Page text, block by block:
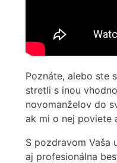
Poznáte, alebo ste
stretli s inou
novomanželov do
ak mi o nej poviete
S pozdravom Vaša
aj profesionálna